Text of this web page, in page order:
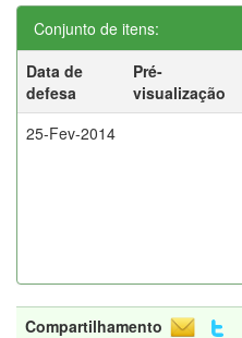
Conjunto de itens:
Data de
defesa
Pré-
visualização
25-Fev-2014
Compartilhamento